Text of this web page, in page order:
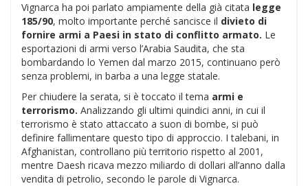
Vignarca ha poi parlato ampiamente della già citata legge
185/90, molto importante perché sancisce il divieto di
fornire armi a Paesi in stato di conflitto armato. Le
esportazioni di armi verso l’Arabia Saudita, che sta
bombardando lo Yemen dal marzo 2015, continuano però
senza problemi, in barba a una legge statale.
Per chiudere la serata, si è toccato il tema armi e
terrorismo. Analizzando gli ultimi quindici anni, in cui il
terrorismo è stato attaccato a suon di bombe, si può
definire fallimentare questo tipo di approccio. I talebani, in
Afghanistan, controllano più territorio rispetto al 2001,
mentre Daesh ricava mezzo miliardo di dollari all’anno dalla
vendita di petrolio, secondo le parole di Vignarca.